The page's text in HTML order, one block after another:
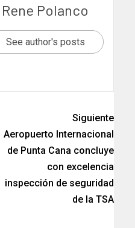
Rene Polanco
See author's posts
Siguiente
Aeropuerto Internacional
de Punta Cana concluye
con excelencia
inspección de seguridad
de la TSA